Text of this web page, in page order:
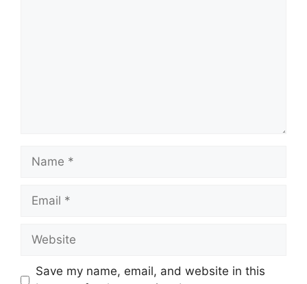
Name
Email
Website
Save my name, email, and website in this